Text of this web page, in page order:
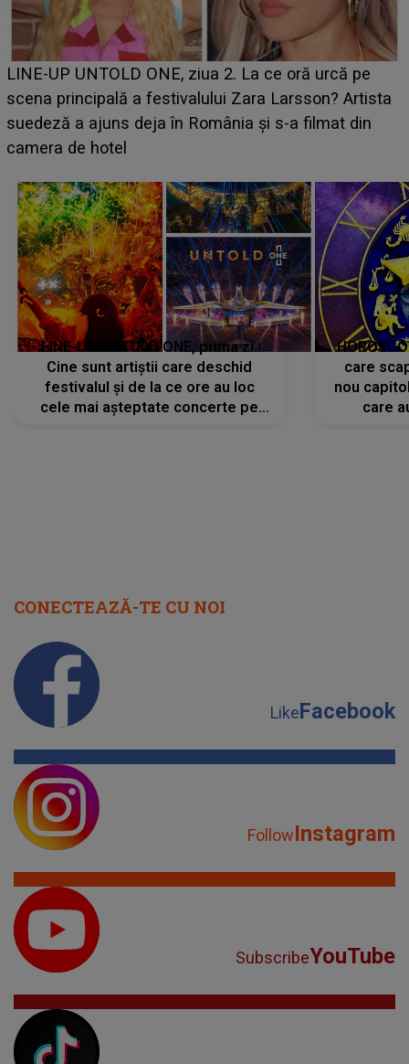
Ce a dezvăluit noua concurentă din "Casa Iubirii" l-a
luat prin surprindere pe Emanuel. CINE ESTE
BĂIATUL VIZAT de Alexandra?! Aflându-se în fața
faptului împlinit, A RECUNOSCUT IMEDIAT: "Am
LINE-UP UNTOLD ONE, prima zi.
Cine sunt artiștii care deschid
festivalul și de la ce ore au loc
cele mai așteptate concerte pe
care
nou
care
CONECTEAZĂ-TE CU NOI
LikeFacebook
FollowInstagram
SubscribeYouTube